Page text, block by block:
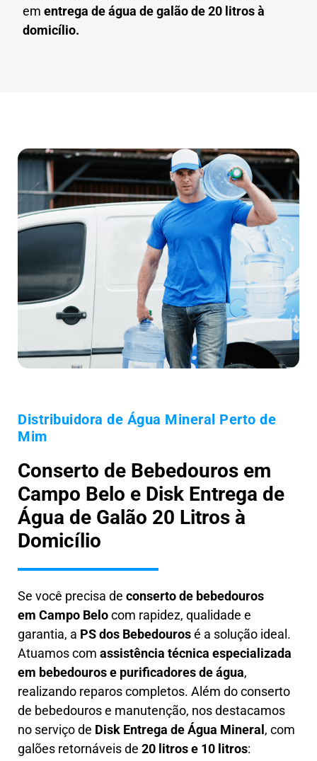
em entrega de água de galão de 20 litros à
domicílio.
Distribuidora de Água Mineral Perto de
Mim
Conserto de Bebedouros em
Campo Belo e Disk Entrega de
Água de Galão 20 Litros à
Domicílio
Se você precisa de conserto de bebedouros
em Campo Belocom rapidez, qualidade e
garantia, a PS dos Bebedourosé a solução ideal.
Atuamos com assistência técnica especializada
em bebedouros e purificadores de água,
realizando reparos completos. Além do conserto
de bebedouros e manutenção, nos destacamos
no serviço de Disk Entrega de Água Mineral , com
galões retornáveis de 20 litros e 10 litros: